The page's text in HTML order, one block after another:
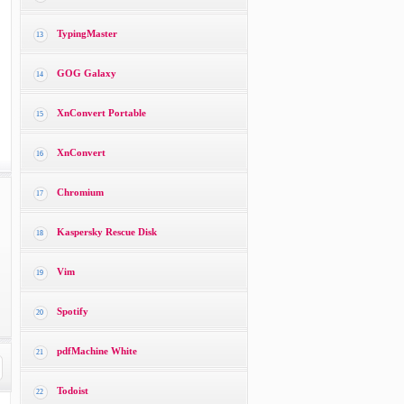
13 TypingMaster
14 GOG Galaxy
15 XnConvert Portable
16 XnConvert
17 Chromium
18 Kaspersky Rescue Disk
19 Vim
20 Spotify
21 pdfMachine White
22 Todoist